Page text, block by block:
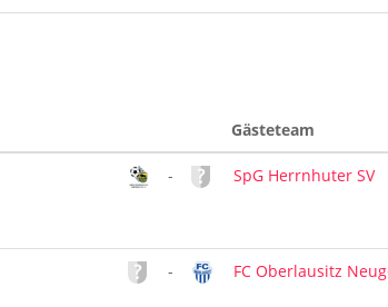
Gästeteam
- SpG Herrnhuter SV
- FC Oberlausitz